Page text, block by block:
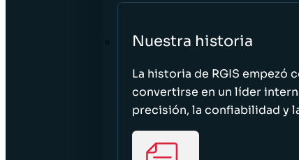
Nuestra historia
La historia de RGIS empezó
convertirse en un líder
precisión, la confiabilidad y